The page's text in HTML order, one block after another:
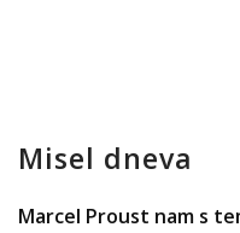
Misel dneva
Marcel Proust nam s